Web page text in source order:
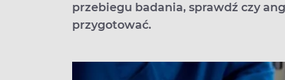
przebiegu badania, sprawdź czy
przygotować.